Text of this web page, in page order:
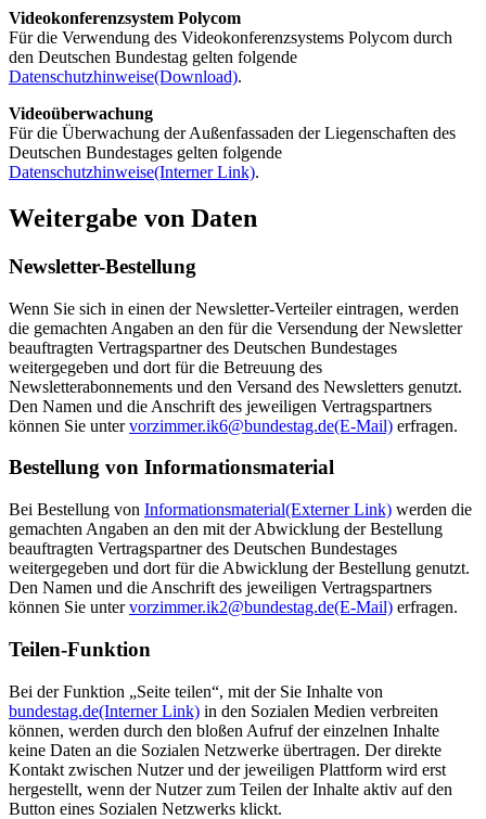
Videokonferenzsystem Polycom
Für die Verwendung des Videokonferenzsystems Polycom durch
den Deutschen Bundestag gelten folgende
Datenschutzhinweise(Download).
Videoüberwachung
Für die Überwachung der Außenfassaden der Liegenschaften des
Deutschen Bundestages gelten folgende
Datenschutzhinweise(Interner Link).
Weitergabe von Daten
Newsletter-Bestellung
Wenn Sie sich in einen derNewsletter-Verteiler eintragen, werden
die gemachten Angaben an den für die Versendung derNewsletter
beauftragten Vertragspartner des Deutschen Bundestages
weitergegeben und dort für die Betreuung des
Newsletterabonnements und den Versand des Newsletters genutzt.
Den Namen und die Anschrift des jeweiligen Vertragspartners
können Sie untervorzimmer.ik6@bundestag.de(E-Mail) erfragen.
Bestellung von Informationsmaterial
Bei Bestellung von Informationsmaterial(Externer Link) werden die
gemachten Angaben an den mit der Abwicklung der Bestellung
beauftragten Vertragspartner des Deutschen Bundestages
weitergegeben und dort für die Abwicklung der Bestellung genutzt.
Den Namen und die Anschrift des jeweiligen Vertragspartners
können Sie untervorzimmer.ik2@bundestag.de(E-Mail) erfragen.
Teilen-Funktion
Bei der Funktion „Seite teilen“, mit der Sie Inhalte von
bundestag.de(Interner Link) in den Sozialen Medien verbreiten
können, werden durch den bloßen Aufruf der einzelnen Inhalte
keine Daten an die Sozialen Netzwerke übertragen. Der direkte
Kontakt zwischen Nutzer und der jeweiligen Plattform wird erst
hergestellt, wenn der Nutzer zum Teilen der Inhalte aktiv auf den
Button eines Sozialen Netzwerks klickt.